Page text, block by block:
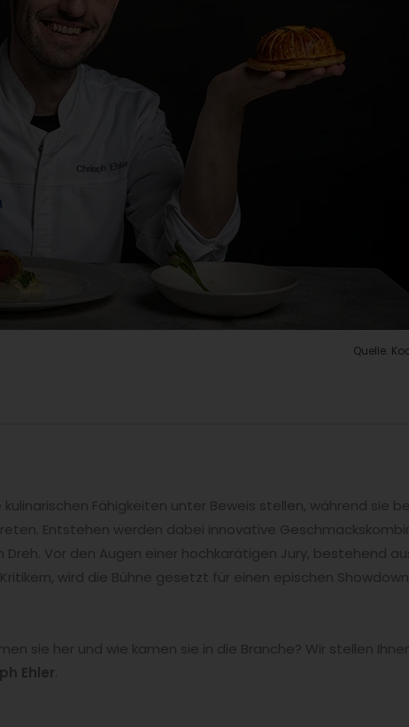
Quelle:
kulinarischen Fähigkeiten unter Beweis stellen, während sie
Entstehen werden dabei innovative
Vor den Augen einer hochkarätigen Jury, bestehend
wird die Bühne gesetzt für einen epischen
sie her und wie kamen sie in die Branche? Wir stellen
Ehler